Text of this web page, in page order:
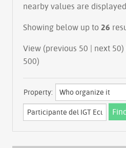
nearby values are displayed.
Showing below up to 26
View (previous 50 | next
500)
Property: